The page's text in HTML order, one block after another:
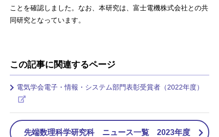
ことを確認しました。なお、本研究は、富士電機株式会社との共
同研究となっています。
この記事に関連するページ
電気学会電子・情報・システム部門表彰受賞者（2022年度）
先端数理科学研究科 ニュース一覧 2023年度